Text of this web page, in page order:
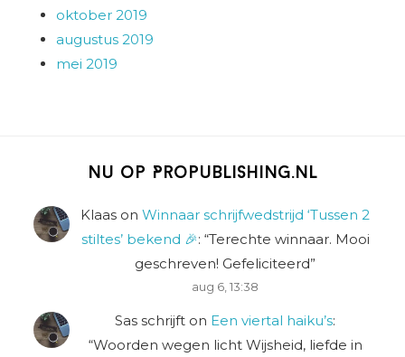
oktober 2019
augustus 2019
mei 2019
Nu op Propublishing.nl
Klaas on Winnaar schrijfwedstrijd ‘Tussen 2
stiltes’ bekend 🎉: “Terechte winnaar. Mooi
geschreven! Gefeliciteerd”
aug 6, 13:38
Sas schrijft on Een viertal haiku’s:
“Woorden wegen licht Wijsheid, liefde in